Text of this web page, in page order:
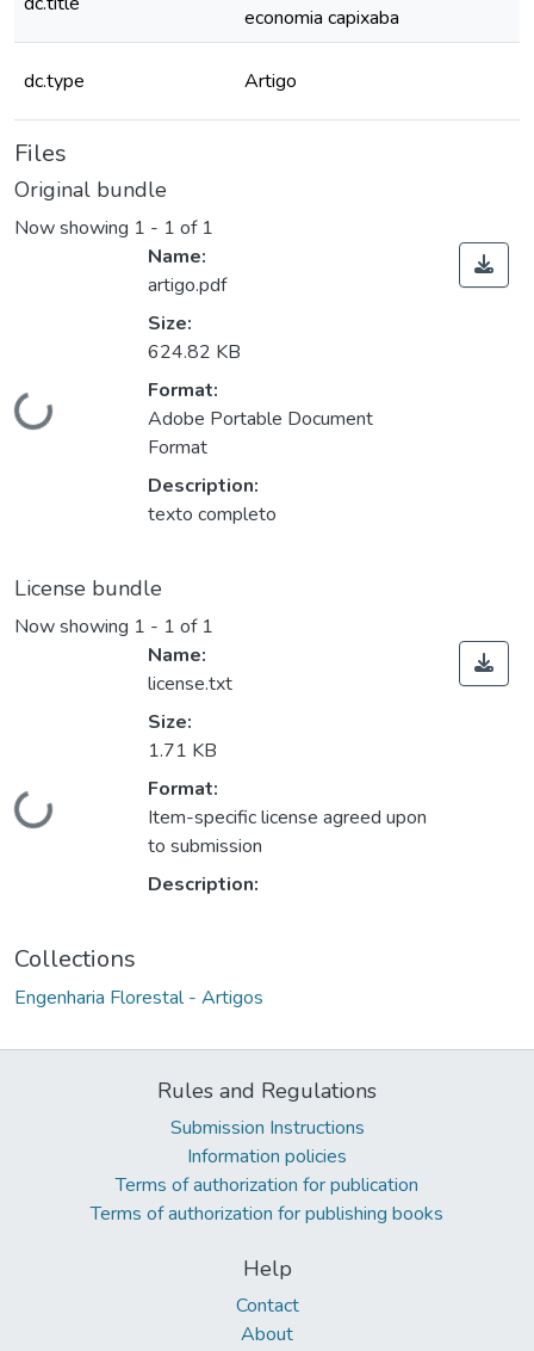
economia capixaba
dc.type Artigo
Files
Original bundle
Now showing 1 - 1 of 1
Loading...
Name:
artigo.pdf
Size:
624.82 KB
Format:
Adobe Portable Document
Format
Description:
texto completo
License bundle
Now showing 1 - 1 of 1
Loading...
Name:
license.txt
Size:
1.71 KB
Format:
Item-specific license agreed upon
to submission
Description:
Collections
Engenharia Florestal - Artigos
Rules and Regulations
Submission Instructions
Information policies
Terms of authorization for publication
Terms of authorization for publishing books
Help
Contact
About